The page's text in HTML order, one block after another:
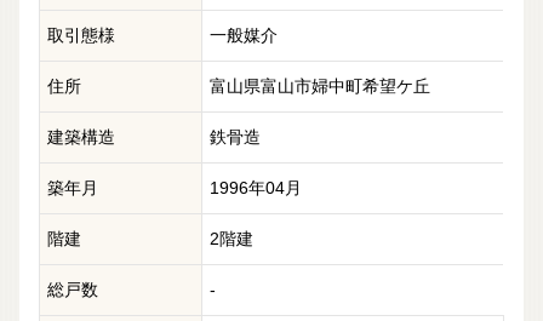
取引態様 一般媒介
住所 富山県富山市婦中町希望ケ丘
建築構造 鉄骨造
築年月 1996年04月
階建 2階建
総戸数 -